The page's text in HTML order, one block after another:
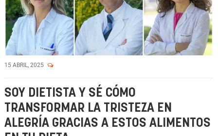
15 ABRIL, 2025
SOY DIETISTA Y SÉ CÓMO
TRANSFORMAR LA TRISTEZA EN
ALEGRÍA GRACIAS A ESTOS ALIMENTOS